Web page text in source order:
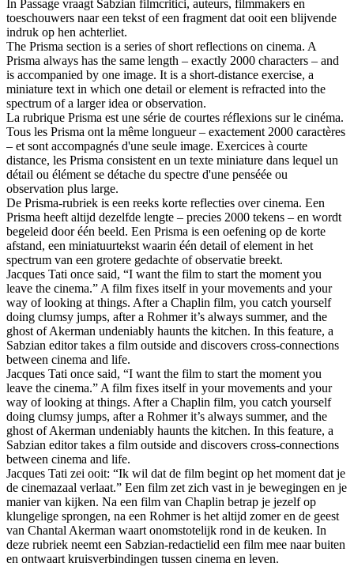
In Passage vraagt Sabzian filmcritici, auteurs, filmmakers en
toeschouwers naar een tekst of een fragment dat ooit een blijvende
indruk op hen achterliet.
The Prisma section is a series of short reflections on cinema. A
Prisma always has the same length – exactly 2000 characters – and
is accompanied by one image. It is a short-distance exercise, a
miniature text in which one detail or element is refracted into the
spectrum of a larger idea or observation.
La rubrique Prisma est une série de courtes réflexions sur le cinéma.
Tous les Prisma ont la même longueur – exactement 2000 caractères
– et sont accompagnés d'une seule image. Exercices à courte
distance, les Prisma consistent en un texte miniature dans lequel un
détail ou élément se détache du spectre d'une penséée ou
observation plus large.
De Prisma-rubriek is een reeks korte reflecties over cinema. Een
Prisma heeft altijd dezelfde lengte – precies 2000 tekens – en wordt
begeleid door één beeld. Een Prisma is een oefening op de korte
afstand, een miniatuurtekst waarin één detail of element in het
spectrum van een grotere gedachte of observatie breekt.
Jacques Tati once said, “I want the film to start the moment you
leave the cinema.” A film fixes itself in your movements and your
way of looking at things. After a Chaplin film, you catch yourself
doing clumsy jumps, after a Rohmer it’s always summer, and the
ghost of Akerman undeniably haunts the kitchen. In this feature, a
Sabzian editor takes a film outside and discovers cross-connections
between cinema and life.
Jacques Tati once said, “I want the film to start the moment you
leave the cinema.” A film fixes itself in your movements and your
way of looking at things. After a Chaplin film, you catch yourself
doing clumsy jumps, after a Rohmer it’s always summer, and the
ghost of Akerman undeniably haunts the kitchen. In this feature, a
Sabzian editor takes a film outside and discovers cross-connections
between cinema and life.
Jacques Tati zei ooit: “Ik wil dat de film begint op het moment dat je
de cinemazaal verlaat.” Een film zet zich vast in je bewegingen en je
manier van kijken. Na een film van Chaplin betrap je jezelf op
klungelige sprongen, na een Rohmer is het altijd zomer en de geest
van Chantal Akerman waart onomstotelijk rond in de keuken. In
deze rubriek neemt een Sabzian-redactielid een film mee naar buiten
en ontwaart kruisverbindingen tussen cinema en leven.